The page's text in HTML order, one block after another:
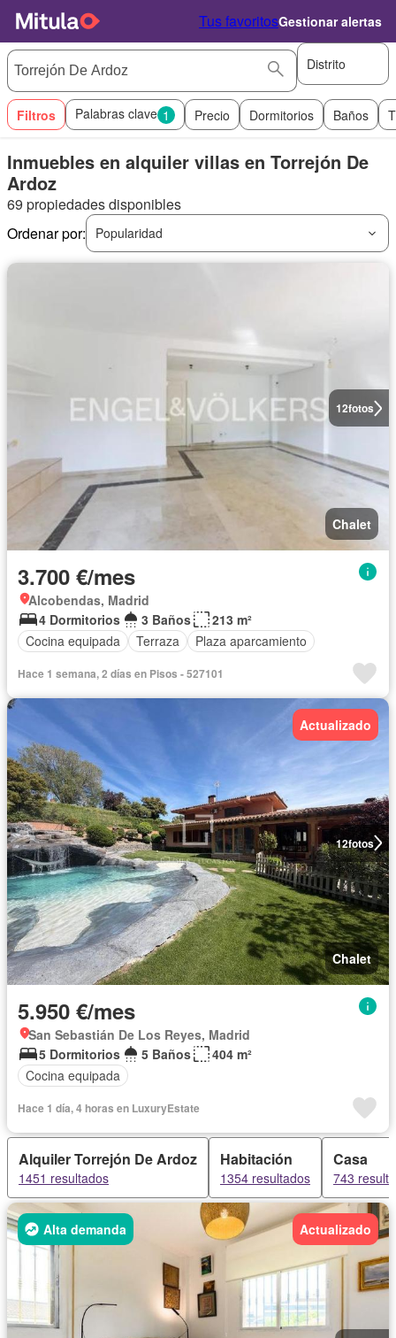
Tus favoritosGestionar alertas
Distrito
Filtros Palabras clave 1 Precio Dormitorios Baños
Inmuebles en alquiler villas en Torrejón De
Ardoz
69 propiedades disponibles
Ordenar por:
Popularidad
12fotos
Chalet
3.700 €/mes
Alcobendas, Madrid
4 Dormitorios
3 Baños
213 m²
Cocina equipada
Terraza Plaza aparcamiento
Hace 1 semana, 2 días en Pisos - 527101
12fotos
Actualizado
Chalet
5.950 €/mes
San Sebastián De Los Reyes, Madrid
5 Dormitorios
5 Baños
404 m²
Cocina equipada
Hace 1 día, 4 horas en LuxuryEstate
Alquiler Torrejón De Ardoz
1451 resultados
Habitación
1354 resultados
Casa
743
Alta demanda Actualizado